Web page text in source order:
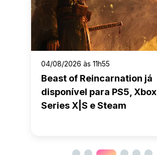
04/08/2026 às 11h55
Beast of Reincarnation já
disponível para PS5, Xbox
Series X|S e Steam